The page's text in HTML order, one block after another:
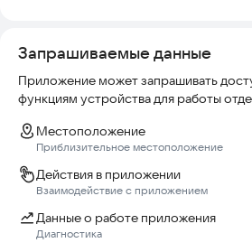
Исправлен вывод сообщения о
Исправлено отображение товаров
Запрашиваемые данные
Приложение может запрашивать
функциям устройства для работы
Местоположение
Приблизительное местоположение
Действия в приложении
Взаимодействие с приложением
Данные о работе приложения
Диагностика